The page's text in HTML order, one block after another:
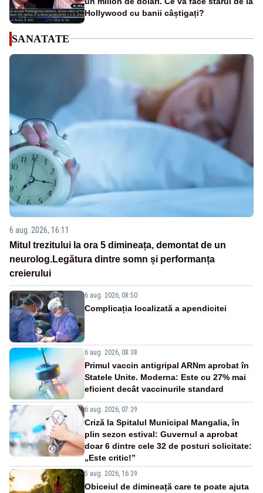
Hollywood cu banii câștigați?
SANATATE
6 aug. 2026, 16:11
Mitul trezitului la ora 5 dimineața, demontat de un
neurolog.Legătura dintre somn și performanța
creierului
6 aug. 2026, 08:50
Complicația localizată a apendicitei
6 aug. 2026, 08:38
Primul vaccin antigripal ARNm aprobat în
Statele Unite. Moderna: Este cu 27% mai
eficient decât vaccinurile standard
6 aug. 2026, 07:39
Criză la Spitalul Municipal Mangalia, în
plin sezon estival: Guvernul a aprobat
doar 6 dintre cele 32 de posturi solicitate:
„Este critic!”
5 aug. 2026, 16:39
Obiceiul de dimineață care te poate ajuta